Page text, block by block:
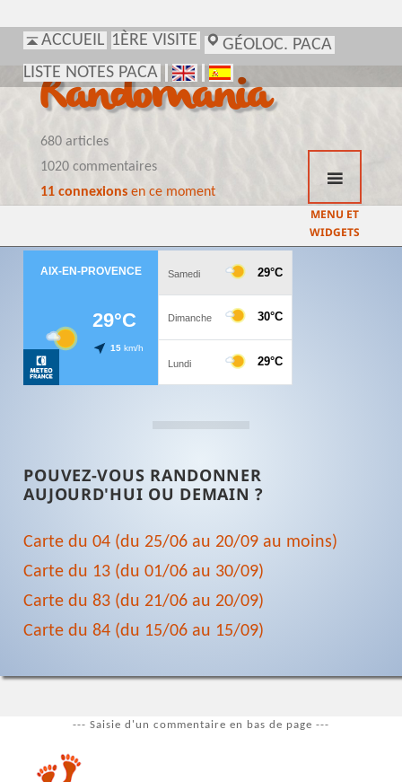
ACCUEIL 1ÈRE VISITE
GÉOLOC. PACA
LISTE NOTES PACA
Randomania
680 articles
1020 commentaires
11 connexionsen ce moment
MENU ET
WIDGETS
POUVEZ-VOUS RANDONNER
AUJOURD'HUI OU DEMAIN ?
Carte du 04 (du 25/06 au 20/09 au moins)
Carte du 13 (du 01/06 au 30/09)
Carte du 83 (du 21/06 au 20/09)
Carte du 84 (du 15/06 au 15/09)
--- Saisie d'un commentaire en bas de page ---